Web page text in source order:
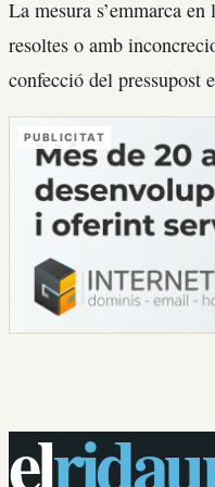
La mesura s’emmarca
resoltes o amb
confecció del pressupost
PUBLICITAT
el